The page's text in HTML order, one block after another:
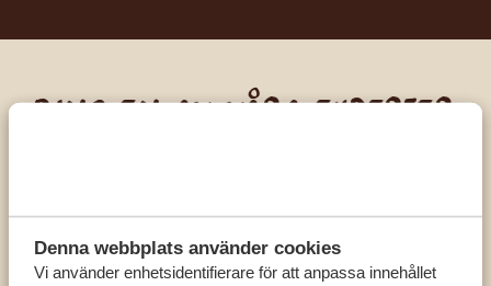
Denna webbplats använder cookies
Vi använder enhetsidentifierare för att anpassa innehållet
Ring en av våra experter
SV:+31 174 788 101